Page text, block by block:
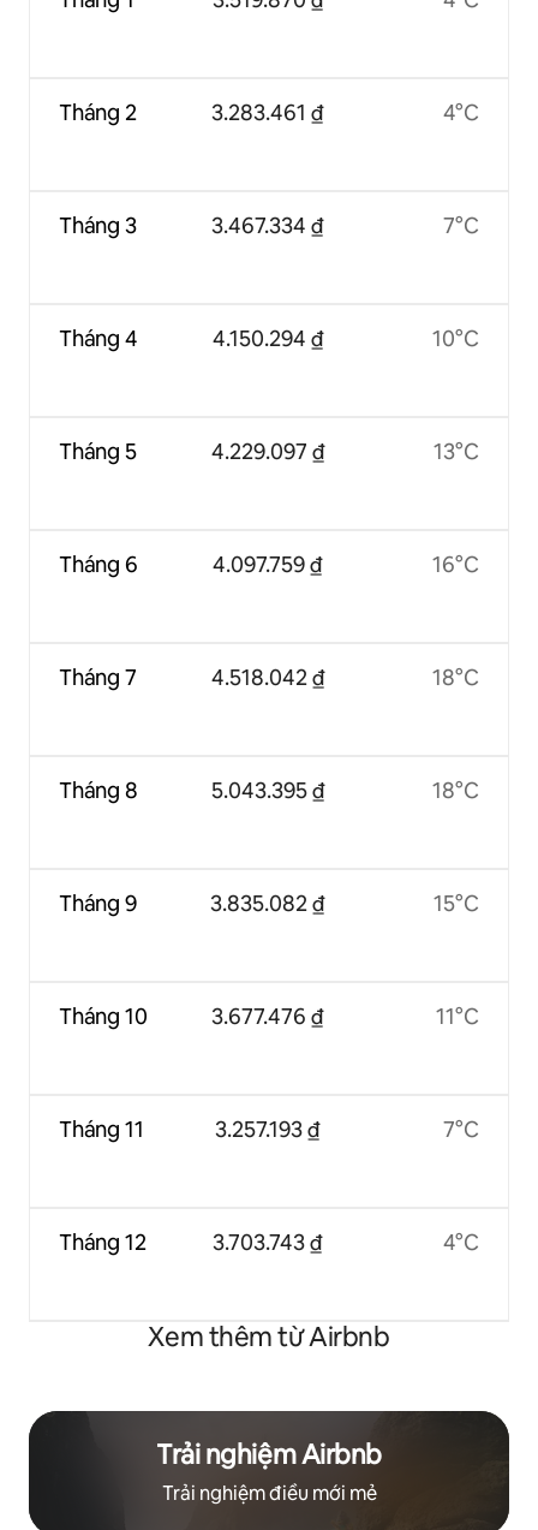
Tháng 2
Tháng 3
Tháng 4
Tháng 5
Tháng 6
Tháng 7
Tháng 8
Tháng 9
Tháng 10
Tháng 11
Tháng 12
3.283.461 ₫
3.467.334 ₫
4.150.294 ₫
4.229.097 ₫
4.097.759 ₫
4.518.042 ₫
5.043.395 ₫
3.835.082 ₫
3.677.476 ₫
3.257.193 ₫
3.703.743 ₫
4°C
7°C
10°C
13°C
16°C
18°C
18°C
15°C
11°C
7°C
4°C
Xem thêm từ Airbnb
Trải nghiệm Airbnb
Trải nghiệm điều mới mẻ